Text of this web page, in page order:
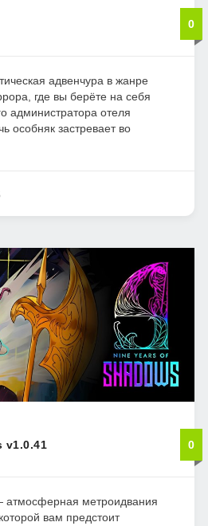
0
адвенчура в жанре
где вы берёте на себя
администратора отеля
особняк застревает во
v1.0.41 0
атмосферная метроидвания
вам предстоит